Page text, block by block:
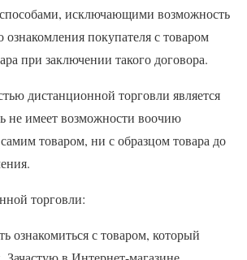
исключающими возможность
ознакомления покупателя с товаром
при заключении такого договора.
дистанционной торговли является
не имеет возможности воочию
товаром, ни с образцом товара до
торговли:
с товаром, который